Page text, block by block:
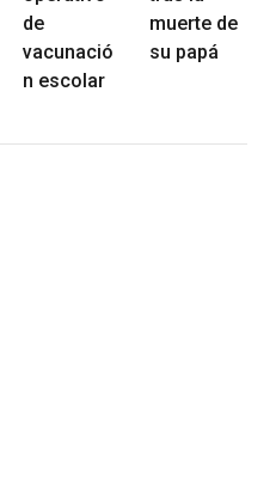
de
vacunació
n escolar
muerte de
su papá